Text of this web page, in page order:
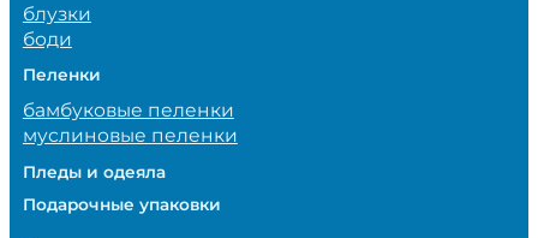
блузки
боди
Пеленки
бамбуковые пеленки
муслиновые пеленки
Пледы и одеяла
Подарочные упаковки